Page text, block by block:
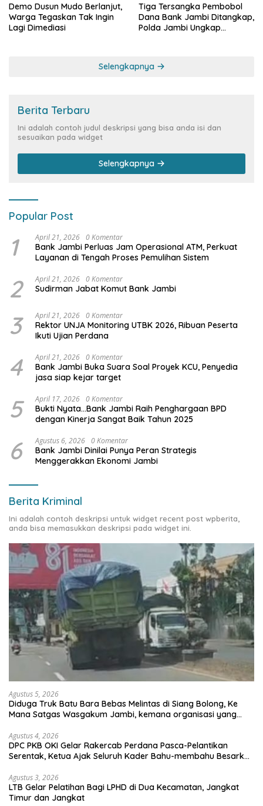
Demo Dusun Mudo Berlanjut,
Warga Tegaskan Tak Ingin
Lagi Dimediasi
Tiga Tersangka Pembobol
Dana Bank Jambi Ditangkap,
Polda Jambi Ungkap
Selengkapnya
Berita Terbaru
Ini adalah contoh judul deskripsi yang bisa anda isi dan
sesuaikan pada widget
Selengkapnya
Popular Post
1 April 21, 2026 0 Komentar
Bank Jambi Perluas Jam Operasional ATM, Perkuat
Layanan di Tengah Proses Pemulihan Sistem
2 April 21, 2026 0 Komentar
Sudirman Jabat Komut Bank Jambi
3 April 21, 2026 0 Komentar
Rektor UNJA Monitoring UTBK 2026, Ribuan Peserta
Ikuti Ujian Perdana
4 April 21, 2026 0 Komentar
Bank Jambi Buka Suara Soal Proyek KCU, Penyedia
jasa siap kejar target
5 April 17, 2026 0 Komentar
Bukti Nyata…Bank Jambi Raih Penghargaan BPD
dengan Kinerja Sangat Baik Tahun 2025
6 Agustus 6, 2026 0 Komentar
Bank Jambi Dinilai Punya Peran Strategis
Menggerakkan Ekonomi Jambi
Berita Kriminal
Ini adalah contoh deskripsi untuk widget recent post wpberita,
anda bisa memasukkan deskripsi pada widget ini.
Agustus 5, 2026
Diduga Truk Batu Bara Bebas Melintas di Siang Bolong, Ke
Mana Satgas Wasgakum Jambi, kemana organisasi yang
Agustus 4, 2026
DPC PKB OKI Gelar Rakercab Perdana Pasca-Pelantikan
Serentak, Ketua Ajak Seluruh Kader Bahu-membahu Besarkan
Agustus 3, 2026
LTB Gelar Pelatihan Bagi LPHD di Dua Kecamatan, Jangkat
Timur dan Jangkat